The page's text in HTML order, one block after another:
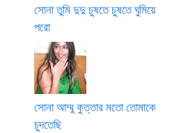
সোনা তুমি দুদু চুষতে চুষতে ঘুমিয়ে
পরো
সোনা আম্মু কুত্তার মতো তোমাকে
চুদতেছি